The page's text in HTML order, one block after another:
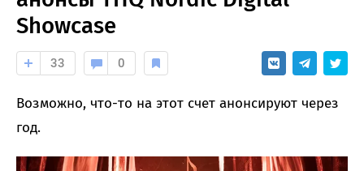
Showcase
33 0
Возможно, что-то на этот счет анонсируют через
год.